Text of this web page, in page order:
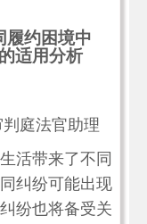
履约困境中
适用分析
庭法官助理
活带来了不同
纠纷可能出现
纷也将备受关